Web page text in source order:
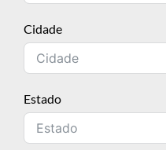
Cidade
Estado